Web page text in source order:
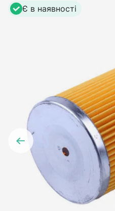
Є в наявності